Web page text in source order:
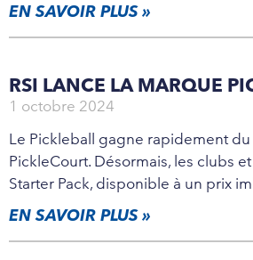
EN SAVOIR PLUS »
RSI LANCE LA MARQUE
1 octobre 2024
Le Pickleball gagne rapidement
PickleCourt. Désormais, les clubs
Starter Pack, disponible à un prix
EN SAVOIR PLUS »